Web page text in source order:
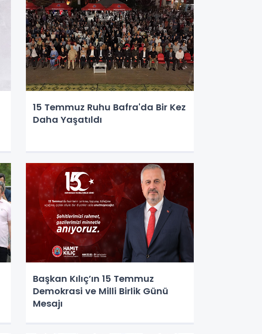
15 Temmuz Ruhu Bafra'da Bir Kez
Daha Yaşatıldı
Başkan Kılıç’ın 15 Temmuz
Demokrasi ve Milli Birlik Günü
Mesajı